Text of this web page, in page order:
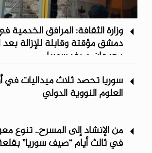
وزارة الثقافة: المرافق الخدمية
دمشق مؤقتة وقابلة للإزالة بعد
مهرجان صيف سوريا
سوريا تحصد ثلاث ميداليات في
العلوم النووية الدولي
من الإنشاد إلى المسرح.. تنوع
في ثالث أيام “صيف سوريا”